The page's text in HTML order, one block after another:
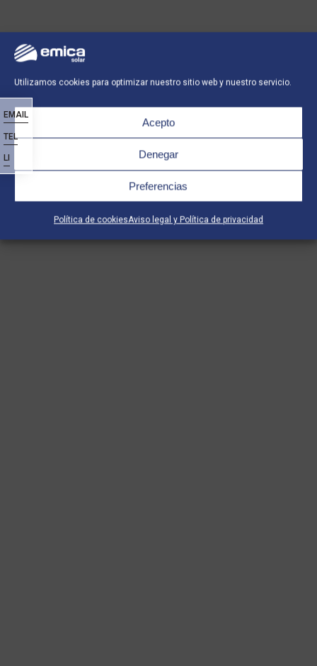
Utilizamos cookies para optimizar nuestro sitio web y nuestro servicio.
Acepto
Denegar
Preferencias
Política de cookiesAviso legal y Política de privacidad
EMAIL
TEL
LI